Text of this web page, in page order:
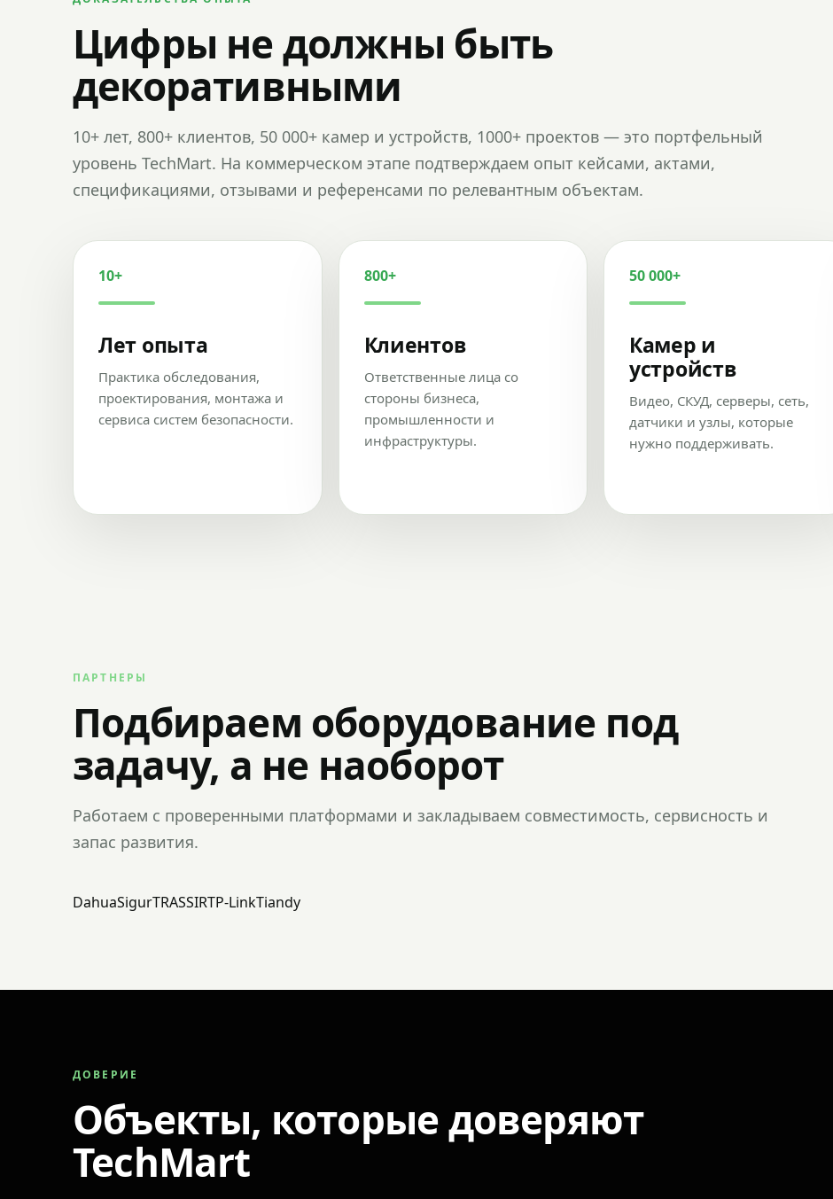
Цифры не должны быть
декоративными
10+ лет, 800+ клиентов, 50 000+ камер и устройств, 1000+ проектов — это портфельный
уровень TechMart. На коммерческом этапе подтверждаем опыт кейсами, актами,
спецификациями, отзывами и референсами по релевантным объектам.
10+
Лет опыта
Практика обследования,
проектирования, монтажа и
сервиса систем безопасности.
800+
Клиентов
Ответственные лица со
стороны бизнеса,
промышленности и
инфраструктуры.
50 000+
Камер и
устройств
Видео, СКУД, серверы, сеть,
датчики и узлы, которые
нужно поддерживать.
ПАРТНЕРЫ
Подбираем оборудование под
задачу, а не наоборот
Работаем с проверенными платформами и закладываем совместимость, сервисность и
запас развития.
DahuaSigurTRASSIRTP-LinkTiandy
ДОВЕРИЕ
Объекты, которые доверяют
TechMart